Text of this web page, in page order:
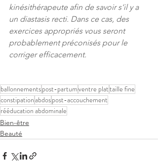
kinésithérapeute afin de savoir s‘il y a
un diastasis recti. Dans ce cas, des
exercices appropriés vous seront
probablement préconisés pour le
corriger efficacement.
ballonnementspost-partumventre plattaille fine
constipationabdospost-accouchement
rééducation abdominale
Bien-être
Beauté